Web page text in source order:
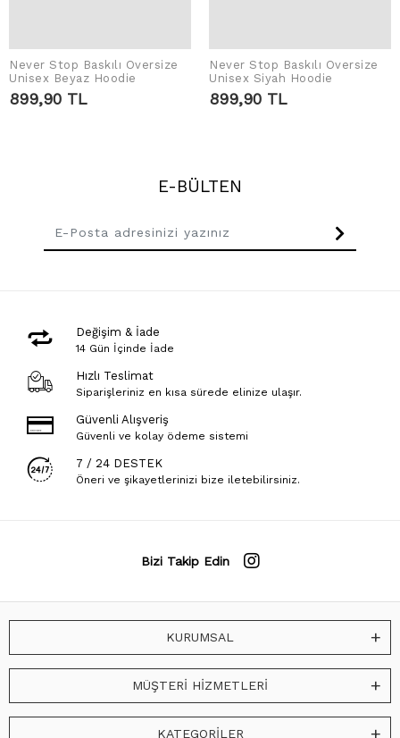
SEPETE EKLE
Never Stop Baskılı Oversize
Unisex Beyaz Hoodie
899,90 TL
SEPETE EKLE
Never Stop Baskılı Oversize
Unisex Siyah Hoodie
899,90 TL
E-BÜLTEN
Değişim & İade
14 Gün İçinde İade
Hızlı Teslimat
Siparişleriniz en kısa sürede elinize ulaşır.
Güvenli Alışveriş
Güvenli ve kolay ödeme sistemi
7 / 24 DESTEK
Öneri ve şikayetlerinizi bize iletebilirsiniz.
Bizi Takip Edin
KURUMSAL
MÜŞTERİ HİZMETLERİ
KATEGORİLER